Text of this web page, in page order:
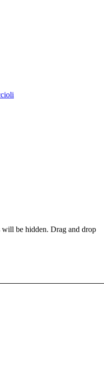
will be hidden. Drag and drop